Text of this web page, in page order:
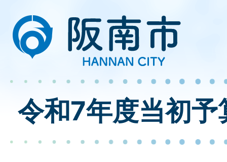
令和7年度当初予